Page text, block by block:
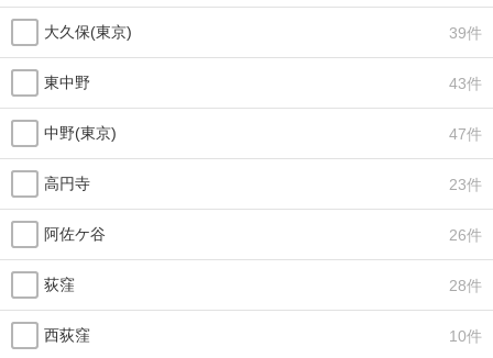
大久保(東京) 39件
東中野 43件
中野(東京) 47件
高円寺 23件
阿佐ケ谷 26件
荻窪 28件
西荻窪 10件